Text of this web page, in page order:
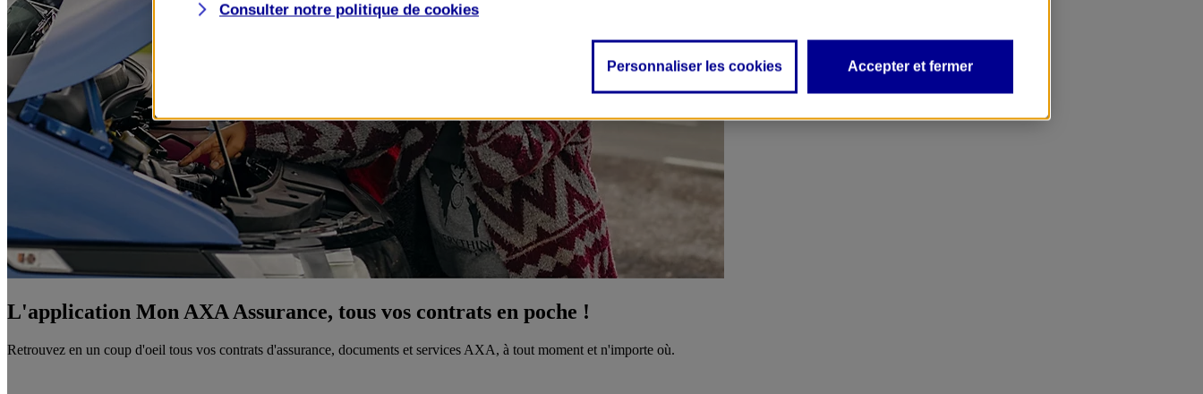
L'application Mon AXA Assurance, tous vos contrats en poche !
Retrouvez en un coup d'oeil tous vos contrats d'assurance, documents et services AXA, à tout moment et n'importe où.
Consulter notre politique de cookies
Personnaliser les cookies Accepter et fermer